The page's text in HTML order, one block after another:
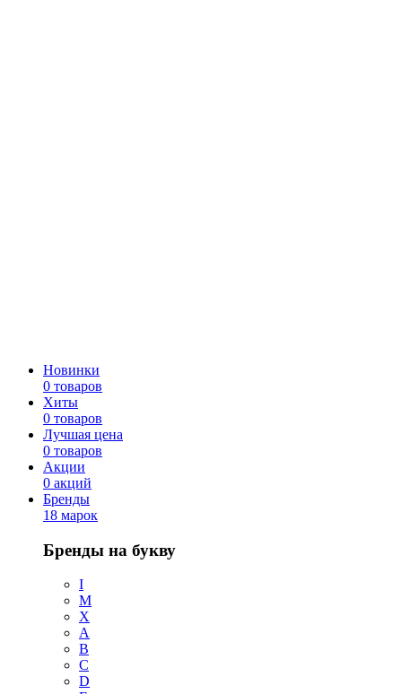
Новинки
0 товаров
Хиты
0 товаров
Лучшая цена
0 товаров
Акции
0 акций
Бренды
18 марок
Бренды на букву
I
M
X
A
B
C
D